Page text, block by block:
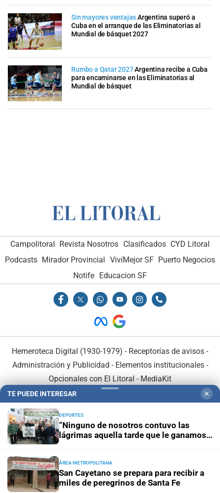
Sin mayores ventajasArgentina superó a
Cuba en el arranque de las Eliminatorias al
Mundial de básquet 2027
Rumbo a Qatar 2027Argentina recibe a Cuba
para encaminarse en las Eliminatorias al
Mundial de básquet
Campolitoral Revista Nosotros Clasificados CYD Litoral
Podcasts Mirador Provincial VivíMejor SF Puerto Negocios
Notife Educacion SF
Hemeroteca Digital (1930-1979) - Receptorías de avisos -
Administración y Publicidad - Elementos institucionales-
Opcionales con El Litoral - MediaKit
En Asociación con:
TE PUEDE INTERESAR ✕
DEPORTES
“Ninguno de nosotros contuvo las
lágrimas aquella tarde que le ganamos a
ÁREA METROPOLITANA
San Cayetano se prepara para recibir a
miles de peregrinos de Santa Fe